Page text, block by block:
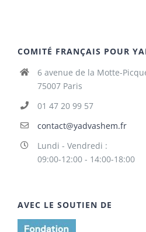
COMITÉ FRANÇAIS POUR
6 avenue de la Motte-
75007 Paris
01 47 20 99 57
contact@yadvashem.fr
Lundi - Vendredi :
09:00-12:00 - 14:00-18:00
AVEC LE SOUTIEN DE